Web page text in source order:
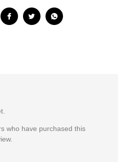
who have purchased this